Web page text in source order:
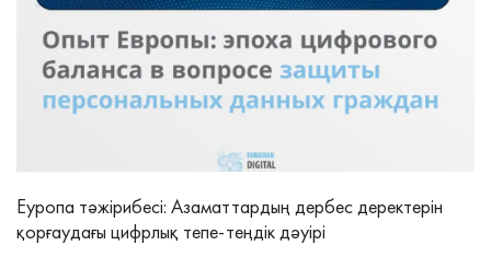
Еуропа тәжірибесі: Азаматтардың дербес деректерін
қорғаудағы цифрлық тепе‑теңдік дәуірі